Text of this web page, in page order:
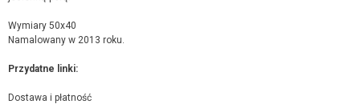
Wymiary 50x40
Namalowany w 2013 roku.
Przydatne linki:
Dostawa i płatność